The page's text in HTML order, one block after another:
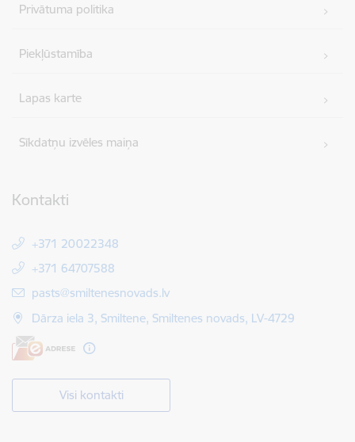
Privātuma politika
Piekļūstamība
Lapas karte
Sīkdatņu izvēles maiņa
Kontakti
+371 20022348
+371 64707588
E-pasts:
pasts@smiltenesnovads.lv
Dārza iela 3, Smiltene, Smiltenes novads, LV-4729
Visi kontakti